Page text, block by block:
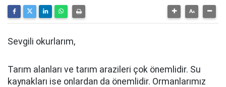
Sevgili okurlarım,
Tarım alanları ve tarım arazileri çok önemlidir. Su
kaynakları ise onlardan da önemlidir. Ormanlarımız